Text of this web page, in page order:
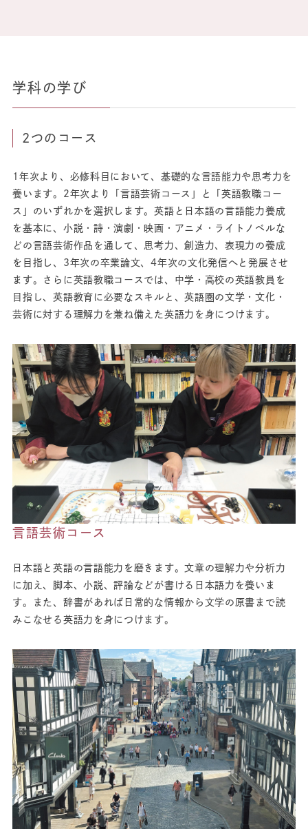
学科の学び
2つのコース
1年次より、必修科目において、基礎的な言語能力や思考力を
養います。2年次より「言語芸術コース」と「英語教職コー
ス」のいずれかを選択します。英語と日本語の言語能力養成
を基本に、小説・詩・演劇・映画・アニメ・ライトノベルな
どの言語芸術作品を通して、思考力、創造力、表現力の養成
を目指し、3年次の卒業論文、4年次の文化発信へと発展させ
ます。さらに英語教職コースでは、中学・高校の英語教員を
目指し、英語教育に必要なスキルと、英語圏の文学・文化・
芸術に対する理解力を兼ね備えた英語力を身につけます。
言語芸術コース
日本語と英語の言語能力を磨きます。文章の理解力や分析力
に加え、脚本、小説、評論などが書ける日本語力を養いま
す。また、辞書があれば日常的な情報から文学の原書まで読
みこなせる英語力を身につけます。